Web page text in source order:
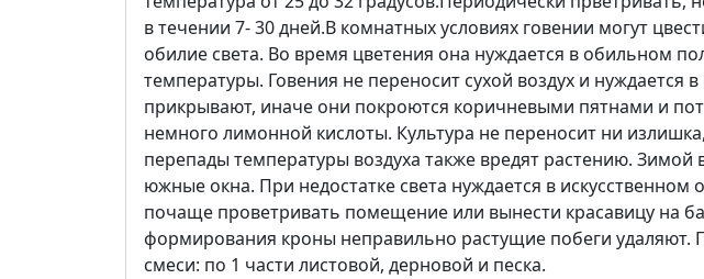
в течении 7- 30 дней.В комнатных условиях говении могут
обилие света. Во время цветения она нуждается в обильном
температуры. Говения не переносит сухой воздух и
прикрывают, иначе они покроются коричневыми пятнами и
немного лимонной кислоты. Культура не переносит ни
перепады температуры воздуха также вредят растению.
южные окна. При недостатке света нуждается в
почаще проветривать помещение или вынести красавицу на
формирования кроны неправильно растущие побеги удаляют.
смеси: по 1 части листовой, дерновой и песка.